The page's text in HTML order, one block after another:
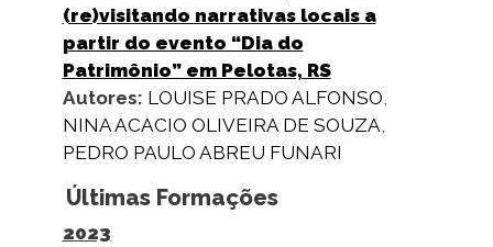
(re)visitando narrativas locais a
partir do evento “Dia do
Patrimônio” em Pelotas, RS
Autores: LOUISE PRADO ALFONSO
NINA ACACIO OLIVEIRA DE SOUZA
PEDRO PAULO ABREU FUNARI
Últimas Formações
2023